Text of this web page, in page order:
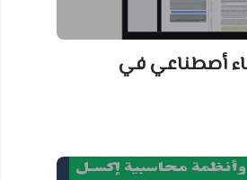
أصطناعي في